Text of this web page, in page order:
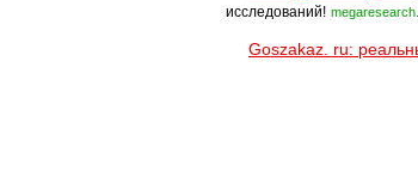
исследований!
Goszakaz. ru: